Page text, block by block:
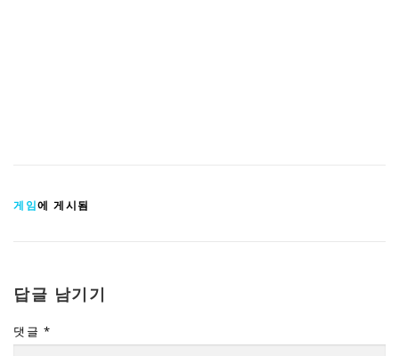
게임에 게시됨
답글 남기기
댓글 *